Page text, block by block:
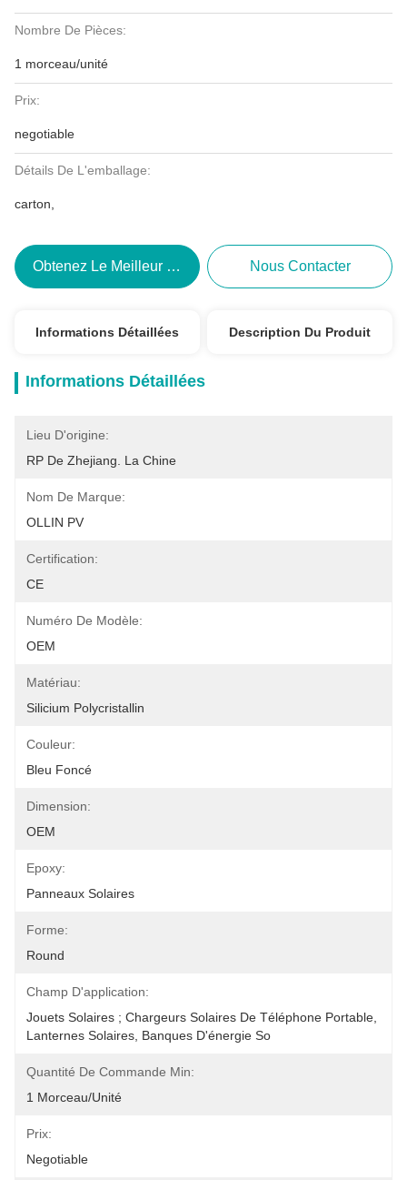
Nombre De Pièces:
1 morceau/unité
Prix:
negotiable
Détails De L'emballage:
carton,
Obtenez Le Meilleur Prix Nous Contacter
Informations Détaillées Description Du Produit
Informations Détaillées
Lieu D'origine:
RP De Zhejiang. La Chine
Nom De Marque:
OLLIN PV
Certification:
CE
Numéro De Modèle:
OEM
Matériau:
Silicium Polycristallin
Couleur:
Bleu Foncé
Dimension:
OEM
Epoxy:
Panneaux Solaires
Forme:
Round
Champ D'application:
Jouets Solaires ; Chargeurs Solaires De Téléphone Portable,
Lanternes Solaires, Banques D'énergie So
Quantité De Commande Min:
1 Morceau/unité
Prix:
Negotiable